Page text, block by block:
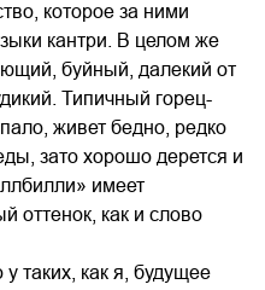
которое за ними
кантри. В целом же
буйный, далекий от
Типичный горец-
живет бедно, редко
зато хорошо дерется и
имеет
оттенок, как и слово
у таких, как я, будущее